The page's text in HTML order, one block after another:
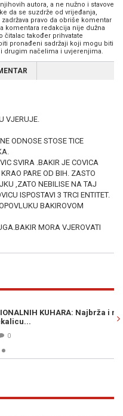
autora, a ne nužno i stavove
da se suzdrže od vrijeđanja,
pravo da obriše komentar
komentara redakcija nije dužna
čitalac također prihvatate
pronađeni sadržaji koji mogu biti
drugim načelima i uvjerenjima.
VJERUJE.
ODNOSE STOSE TICE
SVIRA .BAKIR JE COVICA
PARE OD BIH. ZASTO
,ZATO NEBILISE NA TAJ
ISPOSTAVI 3 TRCI ENTITET.
BAKIROVOM
MORA VJEROVATI
i najatraktivnija ljetna